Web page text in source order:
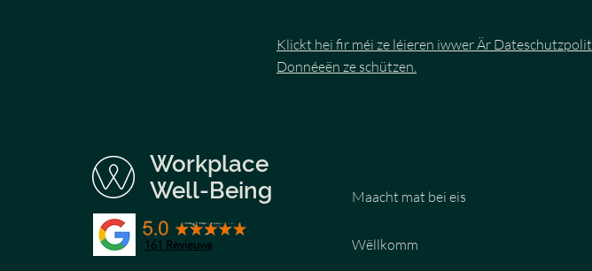
Klickt hei fir méi ze léieren iwwer Är
Donnéeën ze schützen.
Workplace
Well-Being
161 Revieuws
Maacht mat bei eis
Wëllkomm